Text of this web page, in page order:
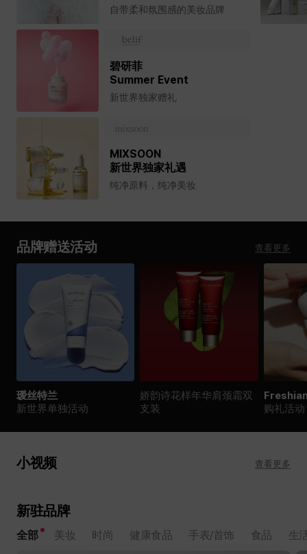
自带柔和氛围感的美妆品牌
碧研菲
Summer Event
新世界独家赠礼
MIXSOON
新世界独家礼遇
纯净原料，纯净美妆
品牌赠送活动 查看更多
瑷丝特兰
新世界单独活动
娇韵诗花样年华肩颈霜双
支装
购礼活动
小视频 查看更多
d'Alba MagSafe兼容气垫
Slim气垫全新上市
OSCENT X HELLO KITTY 新
新驻品牌
全部 美妆 时尚 健康食品 手表/首饰 食品 生